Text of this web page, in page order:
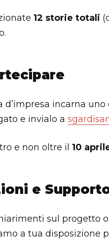
12 storie totali
d’impresa incarna
e invialo a
e non oltre il 10
e
sul progetto
a tua disposizione